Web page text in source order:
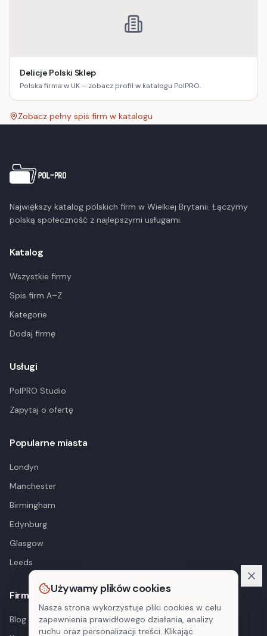
Delicje Polski Sklep
Polska firma w UK – zobacz profil w katalogu PolPRO.
Zobacz pełny spis firm w katalogu
Największy katalog polskich firm w Wielkiej Brytanii. Łączymy
polską społeczność z najlepszymi usługami.
Katalog
Wszystkie firmy
Spis firm A–Z
Kategorie
Dodaj firmę
Usługi
PolPRO Studio
Zapytaj o ofertę
Popularne miasta
Londyn
Manchester
Birmingham
Edynburg
Glasgow
Leeds
Firma
Blog
Używamy plików cookies
Nasza strona wykorzystuje pliki cookies w celu
zapewnienia prawidłowego działania, analizy
ruchu oraz personalizacji treści. Klikając